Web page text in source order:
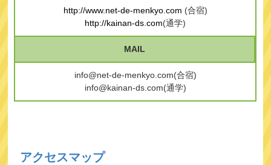
http://www.net-de-menkyo.com (合宿)
http://kainan-ds.com(通学)
MAIL
info@net-de-menkyo.com(合宿)
info@kainan-ds.com(通学)
アクセスマップ